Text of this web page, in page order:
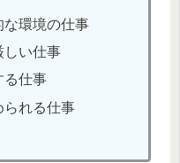
な環境の仕事
しい仕事
る仕事
られる仕事